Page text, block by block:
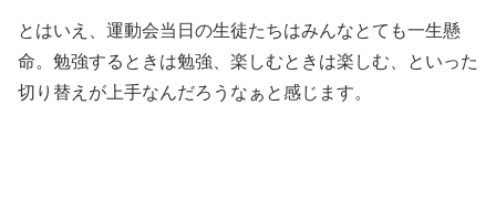
とはいえ、運動会当日の生徒たちはみんなとても一生懸
命。勉強するときは勉強、楽しむときは楽しむ、といった
切り替えが上手なんだろうなぁと感じます。